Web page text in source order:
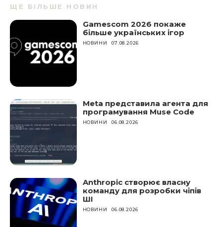
ЩЕ БІЛЬШЕ НОВИН
Gamescom 2026 покаже
більше українських ігор
НОВИНИ 07.08.2026
Meta представила агента для
програмування Muse Code
НОВИНИ 06.08.2026
Anthropic створює власну
команду для розробки чіпів
ШІ
НОВИНИ 06.08.2026